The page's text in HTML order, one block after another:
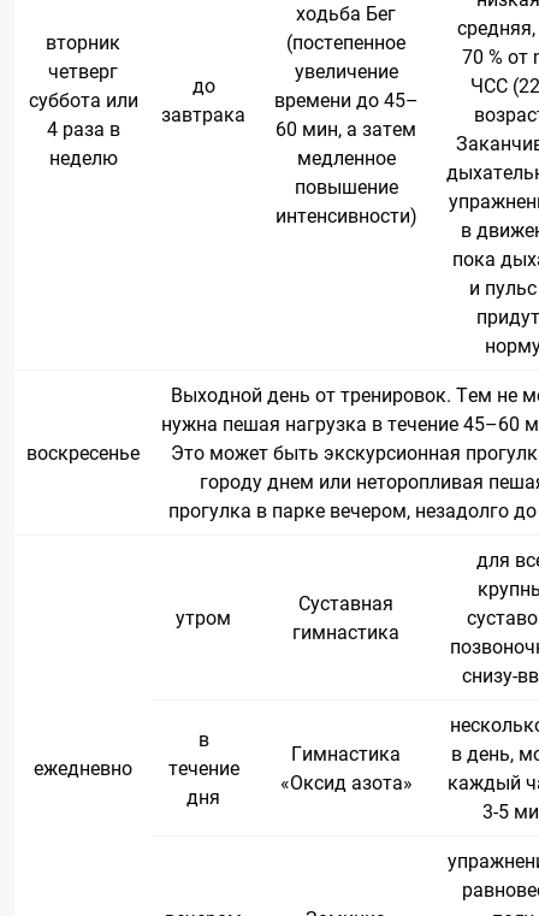
вторник
четверг
суббота или
4 раза в
неделю
до
завтрака
ходьба Бег
(постепенное
увеличение
времени до 45–
60 мин, а затем
медленное
повышение
интенсивности)
70 % от
ЧСС
в
пока
и
воскресенье
Выходной день от тренировок. Тем не
нужна пешая нагрузка в течение 45–60
Это может быть экскурсионная
городу днем или неторопливая
прогулка в парке вечером, незадолго
ежедневно
утром
Суставная
гимнастика
для
снизу-
в
течение
дня
Гимнастика
«Оксид азота»
в день,
каждый
3-5